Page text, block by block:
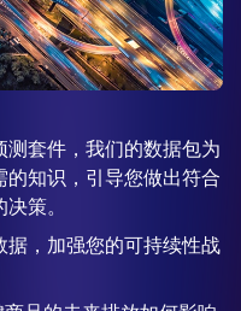
套件，我们的数据包为
知识，引导您做出符合
策。
，加强您的可持续性战